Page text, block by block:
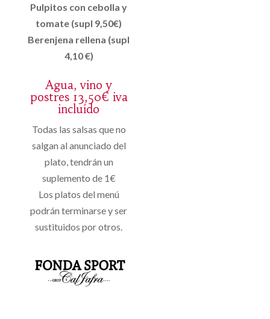
Pulpitos con cebolla y
tomate (supl 9,50€)
Berenjena rellena (supl
4,10 €)
Agua, vino y
postres 13,50€ iva
incluído
Todas las salsas que no
salgan al anunciado del
plato, tendrán un
suplemento de 1€
Los platos del menú
podrán terminarse y ser
sustituidos por otros.